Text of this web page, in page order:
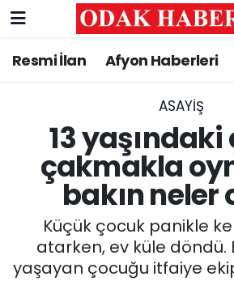
Resmi İlan Afyon Haberleri
ASAYİŞ
13
çakmakla
bakın neler
Küçük çocuk panikle
atarken, ev küle döndü.
yaşayan çocuğu itfaiye
AFYONKARAHİSAR
ASAYİŞ
GÜNCEL
SİYASET
EĞİTİM
Nöbetçi Eczaneler
Trafik Durumu
Süper Lig Puan Durumu
Tüm Manşetler
Son Dakika Haberleri